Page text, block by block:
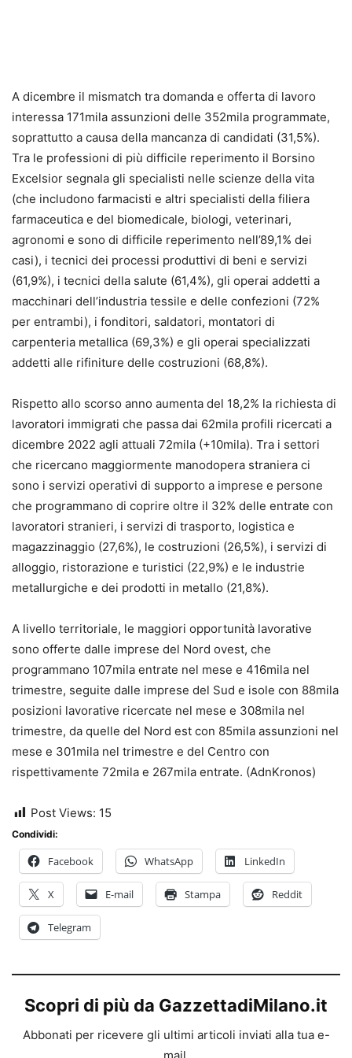
A dicembre il mismatch tra domanda e offerta di lavoro
interessa 171mila assunzioni delle 352mila programmate,
soprattutto a causa della mancanza di candidati (31,5%).
Tra le professioni di più difficile reperimento il Borsino
Excelsior segnala gli specialisti nelle scienze della vita
(che includono farmacisti e altri specialisti della filiera
farmaceutica e del biomedicale, biologi, veterinari,
agronomi e sono di difficile reperimento nell’89,1% dei
casi), i tecnici dei processi produttivi di beni e servizi
(61,9%), i tecnici della salute (61,4%), gli operai addetti a
macchinari dell’industria tessile e delle confezioni (72%
per entrambi), i fonditori, saldatori, montatori di
carpenteria metallica (69,3%) e gli operai specializzati
addetti alle rifiniture delle costruzioni (68,8%).
Rispetto allo scorso anno aumenta del 18,2% la richiesta di
lavoratori immigrati che passa dai 62mila profili ricercati a
dicembre 2022 agli attuali 72mila (+10mila). Tra i settori
che ricercano maggiormente manodopera straniera ci
sono i servizi operativi di supporto a imprese e persone
che programmano di coprire oltre il 32% delle entrate con
lavoratori stranieri, i servizi di trasporto, logistica e
magazzinaggio (27,6%), le costruzioni (26,5%), i servizi di
alloggio, ristorazione e turistici (22,9%) e le industrie
metallurgiche e dei prodotti in metallo (21,8%).
A livello territoriale, le maggiori opportunità lavorative
sono offerte dalle imprese del Nord ovest, che
programmano 107mila entrate nel mese e 416mila nel
trimestre, seguite dalle imprese del Sud e isole con 88mila
posizioni lavorative ricercate nel mese e 308mila nel
trimestre, da quelle del Nord est con 85mila assunzioni nel
mese e 301mila nel trimestre e del Centro con
rispettivamente 72mila e 267mila entrate. (AdnKronos)
Post Views: 15
Condividi:
Facebook WhatsApp LinkedIn
X E-mail Stampa Reddit
Telegram
Scopri di più da GazzettadiMilano.it
Abbonati per ricevere gli ultimi articoli inviati alla tua e-